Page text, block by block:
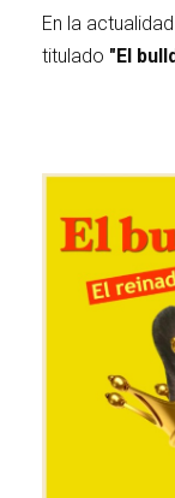
En la
titulado "El